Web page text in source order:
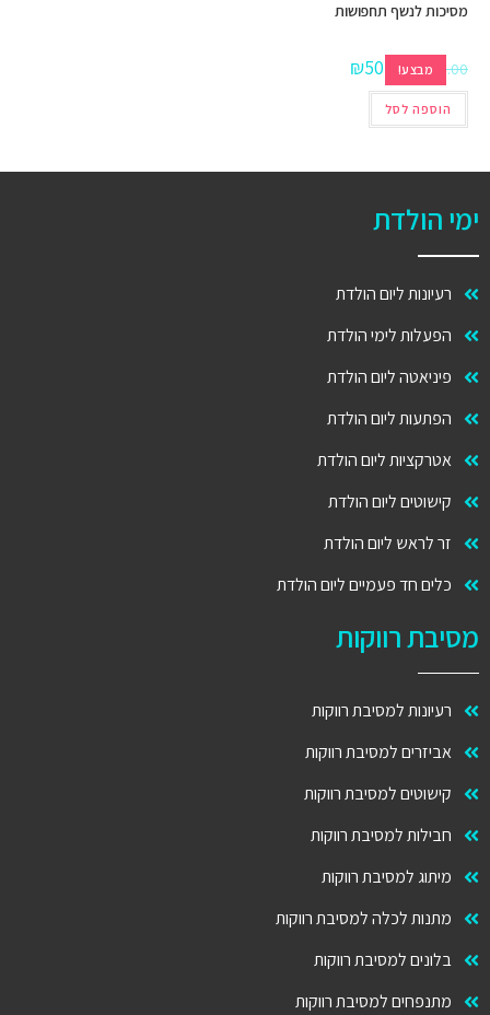
מבצע!
מסיכות לנשף תחפושות
₪100.00
₪50.00
הוספה לסל
ימי הולדת
רעיונות ליום הולדת
הפעלות לימי הולדת
פיניאטה ליום הולדת
הפתעות ליום הולדת
אטרקציות ליום הולדת
קישוטים ליום הולדת
זר לראש ליום הולדת
כלים חד פעמיים ליום הולדת
מסיבת רווקות
רעיונות למסיבת רווקות
אביזרים למסיבת רווקות
קישוטים למסיבת רווקות
חבילות למסיבת רווקות
מיתוג למסיבת רווקות
מתנות לכלה למסיבת רווקות
בלונים למסיבת רווקות
מתנפחים למסיבת רווקות